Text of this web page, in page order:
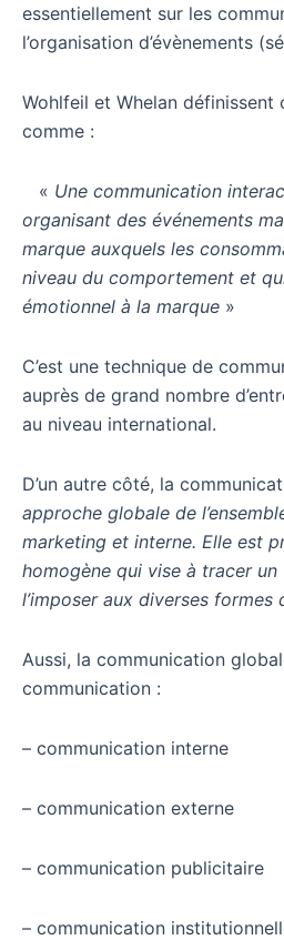
essentiellement sur les
l’organisation d’évènements
Wohlfeil et Whelan
comme :
« Une communication
organisant des événements
marque auxquels les
niveau du comportement et
émotionnel à la marque »
C’est une technique de
auprès de grand nombre
au niveau international.
D’un autre côté, la
approche globale de
marketing et interne. Elle est
homogène qui vise à tracer
l’imposer aux diverses formes
Aussi, la communication
communication :
– communication interne
– communication externe
– communication publicitaire
– communication